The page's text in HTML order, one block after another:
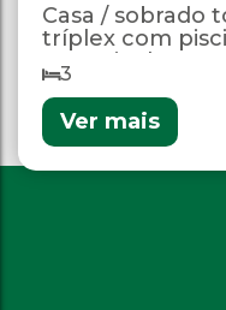
Casa / sobrado
tríplex com
na praia de
3
Ver mais